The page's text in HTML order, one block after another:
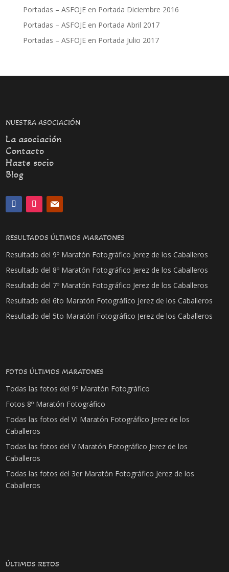
Portadas – ASFOJEen Portada Diciembre 2016
Portadas – ASFOJEen Portada Abril 2017
Portadas – ASFOJEen Portada Julio 2017
NUESTRA ASOCIACIÓN
La asociación
Contacto
Hazte socio
Blog
RESULTADOS ÚLTIMOS MARATONES
Resultado del 9º Maratón Fotográfico Jerez de los Caballeros
Resultado del 8º Maratón Fotográfico Jerez de los Caballeros
Resultado del 7º Maratón Fotográfico Jerez de los Caballeros
Resultado del 6to Maratón Fotográfico Jerez de los Caballeros
Resultado del 5to Maratón Fotográfico Jerez de los Caballeros
FOTOS ÚLTIMOS MARATONES
Todas las fotos del 9º Maratón Fotográfico
Fotos 8º Maratón Fotográfico
Todas las fotos del VI Maratón Fotográfico Jerez de los
Caballeros
Todas las fotos del V Maratón Fotográfico Jerez de los
Caballeros
Todas las fotos del 3er Maratón Fotográfico Jerez de los
Caballeros
ÚLTIMOS RETOS